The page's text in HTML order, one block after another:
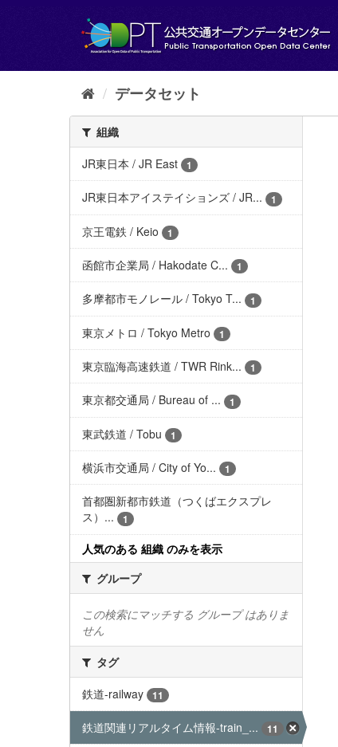
し
データセット
組織
JR東日本 / JR East
1
JR東日本アイステイションズ / JR... 1
京王電鉄 / Keio 1
函館市企業局 / Hakodate C... 1
多摩都市モノレール / Tokyo T... 1
東京メトロ / Tokyo Metro 1
東京臨海高速鉄道 / TWR Rink... 1
東京都交通局 / Bureau of ... 1
東武鉄道 / Tobu 1
横浜市交通局 / City of Yo... 1
首都圏新都市鉄道（つくばエクスプレ
ス）...
1
人気のある 組織 のみを表示
グループ
この検索にマッチする グループ はありま
せん
タグ
鉄道-railway
11
鉄道関連リアルタイム情報-train_... 11